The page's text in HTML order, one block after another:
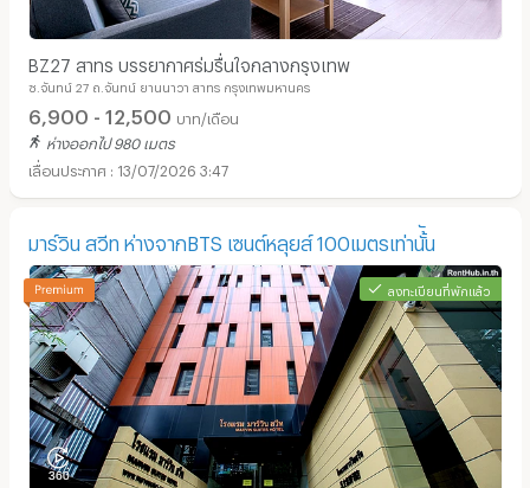
BZ27 สาทร บรรยากาศร่มรื่นใจกลางกรุงเทพ
ซ.จันทน์ 27 ถ.จันทน์ ยานนาวา สาทร กรุงเทพมหานคร
6,900 - 12,500 บาท/เดือน
ห่างออกไป 980 เมตร
13/07/2026 3:47
มาร์วิน สวีท ห่างจากBTS เซนต์หลุยส์ 100เมตรเท่านั้ัน
ลงทะเบียนที่พักแล้ว